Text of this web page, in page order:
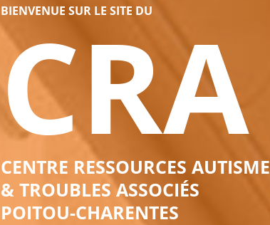
BIENVENUE SUR LE SITE DU
CRA
CENTRE RESSOURCES AUTISME
& TROUBLES ASSOCIÉS
POITOU-CHARENTES